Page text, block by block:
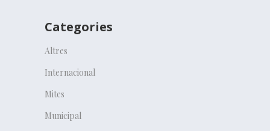
Categories
Altres
Internacional
Mites
Municipal